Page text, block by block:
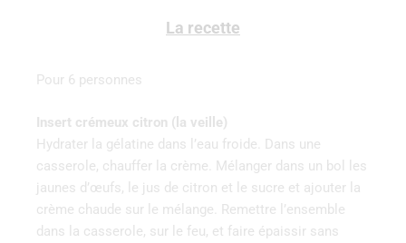
La recette
Pour 6 personnes
Insert crémeux citron (la veille)
Hydrater la gélatine dans l’eau froide. Dans une
casserole, chauffer la crème. Mélanger dans un bol les
jaunes d’œufs, le jus de citron et le sucre et ajouter la
crème chaude sur le mélange. Remettre l’ensemble
dans la casserole, sur le feu, et faire épaissir sans